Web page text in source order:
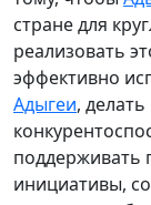
стране для
реализовать
эффективно
Адыгеи,
поддерживать
инициативы,